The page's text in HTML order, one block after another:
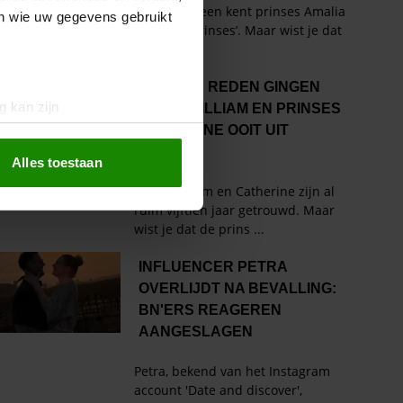
wie uw gegevens gebruikt
kan zijn
te bieden en om ons
partners voor social
die u aan ze heeft
met onze cookies als u
Alles toestaan